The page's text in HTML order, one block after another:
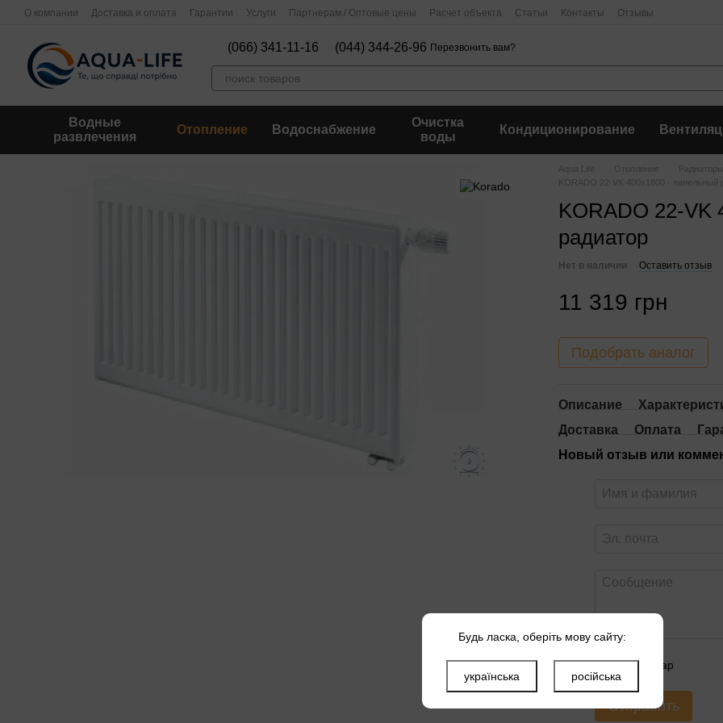
Перейти к основному контенту
О компании Доставка и оплата Гарантии Услуги Партнерам / Оптовые цены Расчет объекта Статьи Контакты Отзывы
(066) 341-11-16 (044) 344-26-96 Перезвонить вам?
Водные
развлечения
Отопление Водоснабжение
Очистка
воды
Кондиционирование
Aqua Life Отопление Радиаторы
KORADO 22-VK 400x1800 - панельный
KORADO 22-VK
радиатор
Нет в наличии Оставить отзыв
11 319 грн
Подобрать аналог
Описание
Доставка
Оплата
Новый отзыв или
Оцените товар
Отправить
Будь ласка, оберіть мову сайту:
українська російська